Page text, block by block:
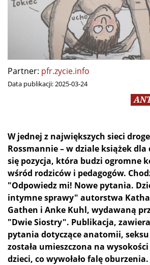
Partner: pfr.zycie.info
Data publikacji:2025-03-24
W jednej z największych sieci
Rossmannie – w dziale książek dla
się pozycja, która budzi ogromne
wśród rodziców i pedagogów.
"Odpowiedz mi! Nowe pytania.
intymne sprawy" autorstwa
Gathen i Anke Kuhl, wydawaną
"Dwie Siostry". Publikacja,
pytania dotyczące anatomii,
została umieszczona na
dzieci, co wywołało falę oburzenia.